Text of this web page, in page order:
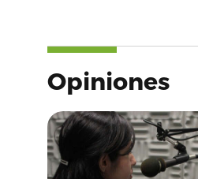
Opiniones